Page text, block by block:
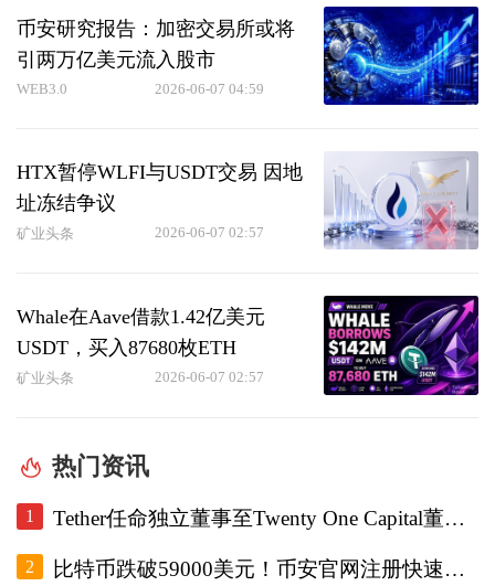
币安研究报告：加密交易所或将
引两万亿美元流入股市
WEB3.0 2026-06-07 04:59
HTX暂停WLFI与USDT交易 因地
址冻结争议
矿业头条 2026-06-07 02:57
Whale在Aave借款1.42亿美元
USDT，买入87680枚ETH
矿业头条 2026-06-07 02:57
热门资讯
1 Tether任命独立董事至Twenty One Capital董事会，重设审计委员会。
2 比特币跌破59000美元！币安官网注册快速跟进底部研判